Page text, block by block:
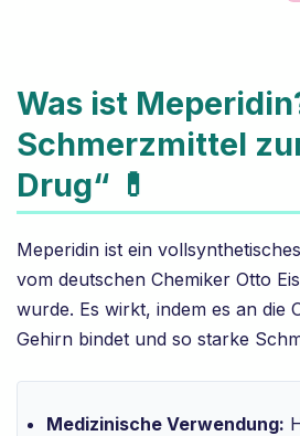
Was ist
Schmerzmittel
Drug“ 💊
Meperidin ist ein
vom deutschen Chemiker Otto
wurde. Es wirkt, indem es an die
Gehirn bindet und so starke
Medizinische Verwendung: